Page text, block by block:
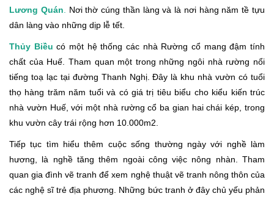
Lương Quán
Nơi thờ cúng thần làng và là nơi hàng năm tề tựu
dân làng vào những dịp lễ tết.
Thủy Biều có một hệ thống các nhà Rường cổ mang đậm tính
chất của Huế. Tham quan một trong những ngôi nhà rường nổi
tiếng toạ lạc tại đường Thanh Nghị. Đây là khu nhà vườn có tuổi
thọ hàng trăm năm tuổi và có giá trị tiêu biểu cho kiểu kiến trúc
nhà vườn Huế, với một nhà rường cổ ba gian hai chái kép, trong
khu vườn cây trái rộng hơn 10.000m2.
Tiếp tục tìm hiểu thêm cuộc sống thường ngày với nghề làm
hương, là nghề tăng thêm ngoài công việc nông nhàn. Tham
quan gia đình vẽ tranh để xem nghệ thuật vẽ tranh nông thôn của
các nghệ sĩ trẻ địa phương. Những bức tranh ở đây chủ yếu phản